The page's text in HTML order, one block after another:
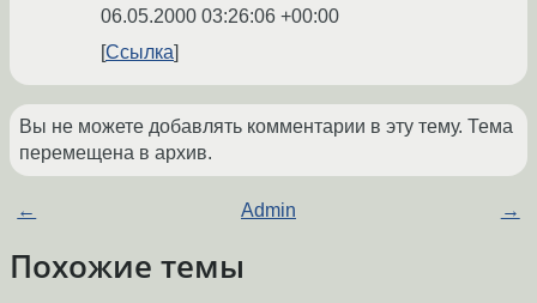
06.05.2000 03:26:06 +00:00
Ссылка
Вы не можете добавлять комментарии в эту тему. Тема
перемещена в архив.
← Admin →
Похожие темы